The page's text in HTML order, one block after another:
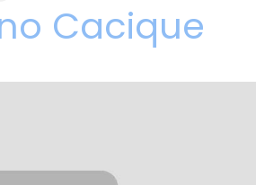
Cacique